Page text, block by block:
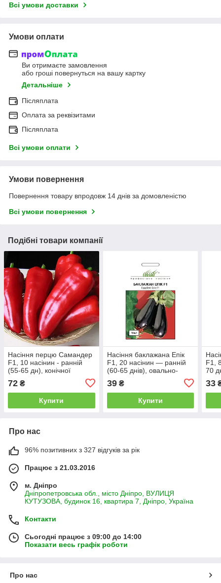
Всі умови доставки
Умови оплати
Ви отримаєте замовлення
або гроші повернуться на вашу картку
Детальніше
Післяплата
Оплата за реквізитами
Післяплата
Всі умови оплати
Умови повернення
Повернення товару впродовж 14 днів за домовленістю
Всі умови повернення
Подібні товари компанії
Насіння перцю Самандер
F1, 10 насінин - ранній
(55-65 дн), конічної
72 ₴
Купити
Насіння баклажана Епік
F1, 20 насінин — ранній
(60-65 днів), овально-
39₴
Купити
F1,
70
33
Про нас
96% позитивних з 327 відгуків за рік
Працює з 21.03.2016
м. Дніпро
Дніпропетровська обл., місто Дніпро, ВУЛИЦЯ
КУТУЗОВА, будинок 16, квартира 7, Дніпро, Україна
Контакти
Сьогодні працює з 09:00 до 14:00
Показати весь графік роботи
Про нас